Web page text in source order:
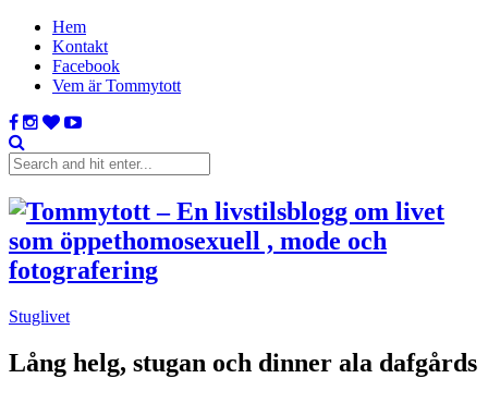
Hem
Kontakt
Facebook
Vem är Tommytott
Stuglivet
Lång helg, stugan och dinner ala dafgårds